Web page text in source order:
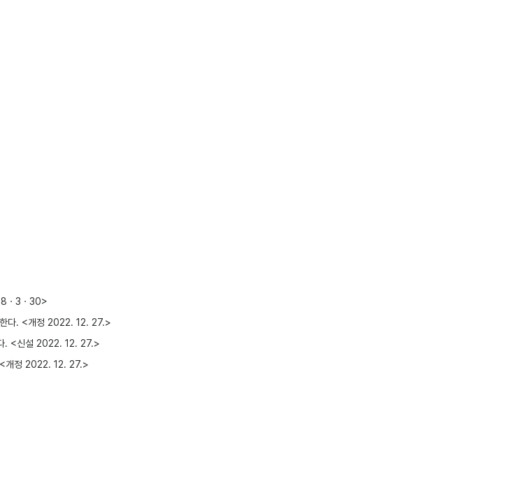
ㆍ3ㆍ30>
한다. <개정 2022. 12. 27.>
다. <신설 2022. 12. 27.>
<개정 2022. 12. 27.>